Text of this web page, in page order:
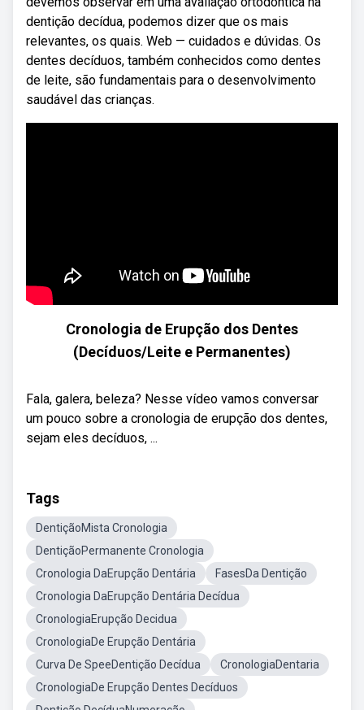
dentição decídua, podemos dizer que os mais
relevantes, os quais. Web — cuidados e dúvidas. Os
dentes decíduos, também conhecidos como dentes
de leite, são fundamentais para o desenvolvimento
saudável das crianças.
Cronologia de Erupção dos Dentes
(Decíduos/Leite e Permanentes)
Fala, galera, beleza? Nesse vídeo vamos conversar
um pouco sobre a cronologia de erupção dos dentes,
sejam eles decíduos, ...
Tags
DentiçãoMista Cronologia
DentiçãoPermanente Cronologia
Cronologia DaErupção Dentária
FasesDa Dentição
Cronologia DaErupção Dentária Decídua
CronologiaErupção Decidua
CronologiaDe Erupção Dentária
Curva De SpeeDentição Decídua
CronologiaDentaria
CronologiaDe Erupção Dentes Decíduos